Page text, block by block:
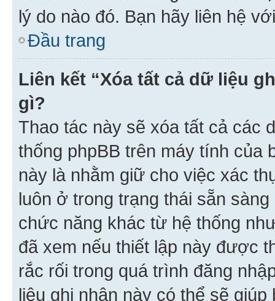
lý do nào đó. Bạn hãy liên hệ
Đầu trang
Liên kết “Xóa tất cả dữ liệu
gì?
Thao tác này sẽ xóa tất cả các
thống phpBB trên máy tính của
này là nhằm giữ cho việc xác
luôn ở trong trạng thái sẵn
chức năng khác từ hệ thống
đã xem nếu thiết lập này được
rắc rối trong quá trình đăng
liệu ghi nhận này có thể sẽ